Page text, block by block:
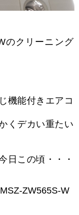
のクリーニング
機能付きエアコ
くデカい重たい
日この頃・・・
ZW565S-W